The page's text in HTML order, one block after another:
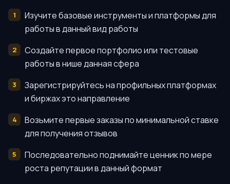
Изучите базовые инструменты и платформы для
работы в данный вид работы
Создайте первое портфолио или тестовые
работы в нише данная сфера
Зарегистрируйтесь на профильных платформах
и биржах это направление
Возьмите первые заказы по минимальной ставке
для получения отзывов
Последовательно поднимайте ценник по мере
роста репутации в данный формат